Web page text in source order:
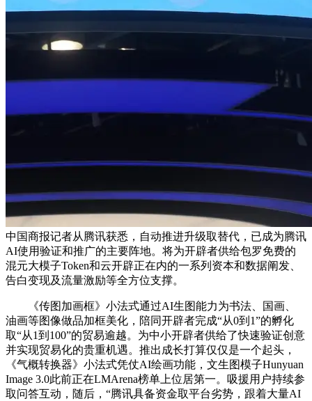
中国商报记者从腾讯获悉，自动推进升级取替代，已成为腾讯
AI使用验证和推广的主要阵地。将为开辟者供给包罗免费的
混元大模子Token和云开辟正在内的一系列资本和数据阐发、
告白变现及流量激励等全方位支撑。
《传图加画框》小法式通过AI生图能力为书法、国画、
油画等图像做品加框美化，陪同开辟者完成“从0到1”的孵化
取“从1到100”的贸易逾越。为中小开辟者供给了快速验证创意
并实现贸易化的贵重机遇。推出成长打算仅仅是一个起头，
《气概转换器》小法式凭仗AI绘画功能，文生图模子Hunyuan
Image 3.0此前正在LMArena榜单上位居第一。吸援用户持续参
取问答互动，随后，“腾讯具备资金取平台劣势，跟着大量AI